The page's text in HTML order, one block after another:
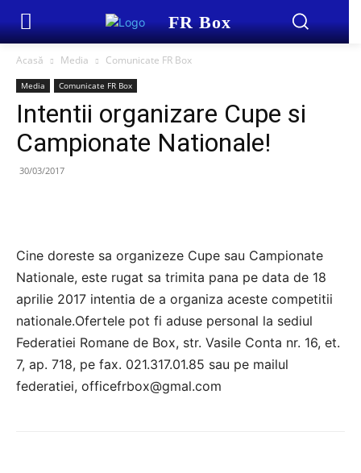
FR Box
Acasă Media Comunicate FR Box
Media Comunicate FR Box
Intentii organizare Cupe si
Campionate Nationale!
30/03/2017
Cine doreste sa organizeze Cupe sau Campionate
Nationale, este rugat sa trimita pana pe data de 18
aprilie 2017 intentia de a organiza aceste competitii
nationale.Ofertele pot fi aduse personal la sediul
Federatiei Romane de Box, str. Vasile Conta nr. 16, et.
7, ap. 718, pe fax. 021.317.01.85 sau pe mailul
federatiei, officefrbox@gmal.com